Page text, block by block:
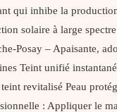
qui inhibe la
solaire à large
Posay – Apaisante,
Teint unifié
revitalisé Peau
: Appliquer le